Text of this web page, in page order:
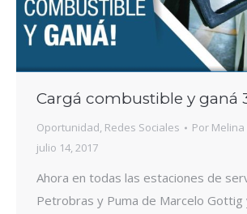
Cargá combustible y ganá
Oportunidad, Redes Sociales Por
julio 14, 2017
Ahora en todas las estaciones de
Petrobras y Puma de Marcelo Gottig